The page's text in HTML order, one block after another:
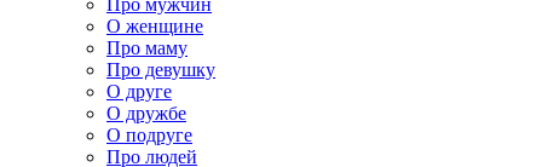
Про мужчин
О женщине
Про маму
Про девушку
О друге
О дружбе
О подруге
Про людей